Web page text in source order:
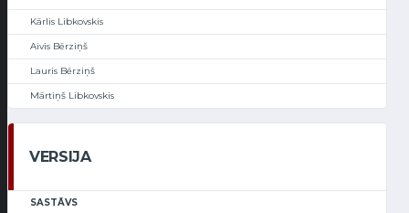
Kārlis Libkovskis
Aivis Bērziņš
Lauris Bērziņš
Mārtiņš Libkovskis
VERSIJA
SASTĀVS